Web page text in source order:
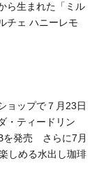
ら生まれた「ミル
チェ ハニーレモ
ョップで７月23日
・ティードリン
を発売 さらに7月
しめる水出し珈琲